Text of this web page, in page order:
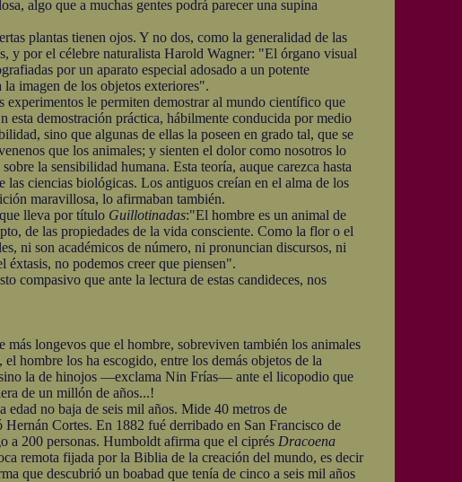
algo que a muchas gentes podrá parecer una supina
plantas tienen ojos. Y no dos, como la generalidad de las
y por el célebre naturalista Harold Wagner: "El órgano visual
por un aparato especial adosado a un potente
la imagen de los objetos exteriores".
le permiten demostrar al mundo científico que
esta demostración práctica, hábilmente conducida por medio
sino que algunas de ellas la poseen en grado tal, que se
que los animales; y sienten el dolor como nosotros lo
la sensibilidad humana. Esta teoría, auque carezca hasta
ciencias biológicas. Los antiguos creían en el alma de los
maravillosa, lo afirmaban también.
lleva por título Guillotinadas:"El hombre es un animal de
de las propiedades de la vida consciente. Como la flor o el
ni son académicos de número, ni pronuncian discursos, ni
no podemos creer que piensen".
que ante la lectura de estas candideces, nos
longevos que el hombre, sobreviven también los animales
hombre los ha escogido, entre los demás objetos de la
sino la de hinojos —exclama Nin Frías— ante el licopodio que
de un millón de años...!
no baja de seis mil años. Mide 40 metros de
Cortes. En 1882 fué derribado en San Francisco de
a 200 personas. Humboldt afirma que el ciprés Dracoena
remota fijada por la Biblia de la creación del mundo, es decir
que descubrió un boabad que tenía de cinco a seis mil años